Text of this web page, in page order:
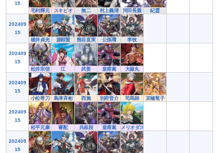
15
毛利輝元
スキピオ 無二 村上義清 河田長親 紀霊
202409
15
碓井貞光
源頼賢 熊谷直実 公孫瓚 李牧
202409
15
松井宗信
江 武姜 皇甫嵩 大嶽丸
202409
15
小松帯刀
島津斉彬 西施 別府晋介 司馬師 京極竜子
202409
15
松平元康
審配 共叔段 皇甫嵩 メリオダス
202409
15